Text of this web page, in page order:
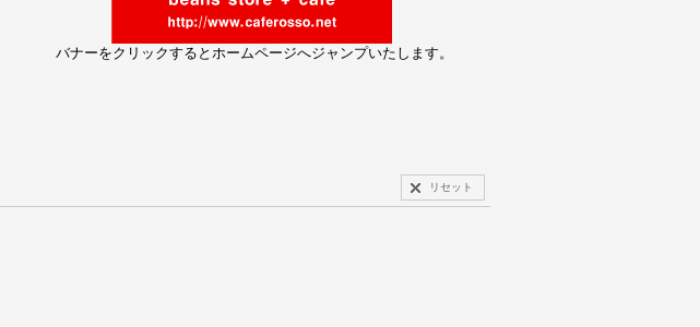
バナーをクリックするとホームページへジャンプいたします。
リセット